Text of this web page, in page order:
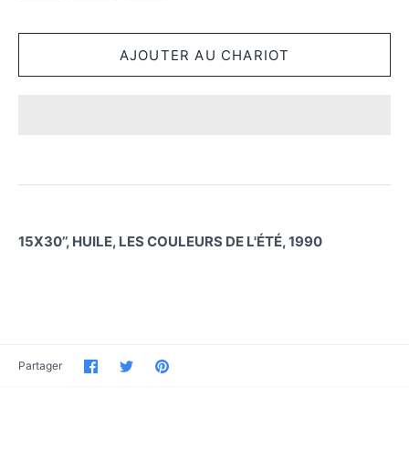
15X30’’, HUILE, LES COULEURS DE L'ÉTÉ, 1990
Partager Partager
sur
PartagerÉpinglez-